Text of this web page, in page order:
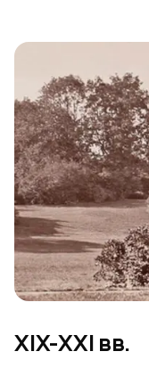
XIX-XXI вв.